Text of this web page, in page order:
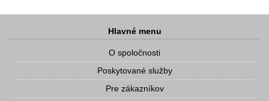
Hlavné menu
O spoločnosti
Poskytované služby
Pre zákazníkov